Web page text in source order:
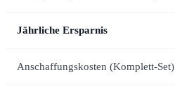
Jährliche Ersparnis
Anschaffungskosten (Komplett-Set)